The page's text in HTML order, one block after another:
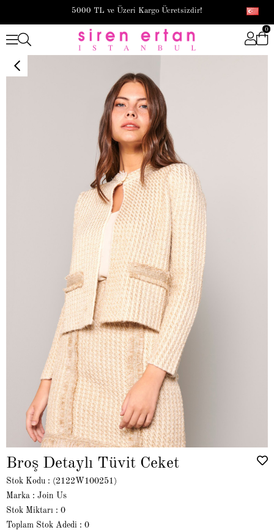
5000 TL ve Üzeri Kargo Ücretsizdir!
0
Broş Detaylı Tüvit Ceket
Stok Kodu
(2122W100251)
Marka : Join Us
Stok Miktarı : 0
Toplam Stok Adedi : 0